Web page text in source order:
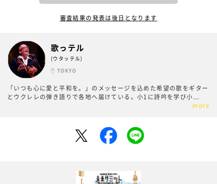
審査結果の発表は後日となります
歌っテル
(ウタッテル)
TOKYO
「いつも心に愛と平和を。」のメッセージを込めた希望の歌をギター
とウクレレの弾き語りで各地へ届けている。小1に詩吟を学び小...
more